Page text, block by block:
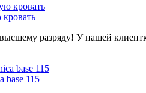
высшему разряду! У нашей
base 115